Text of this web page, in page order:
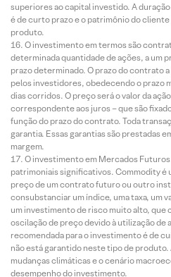
superiores ao capital investido. A
é de curto prazo e o patrimônio do
produto.
O investimento em termos são
determinada quantidade de ações, a um
prazo determinado. O prazo do contrato
pelos investidores, obedecendo o prazo
dias corridos. O preço será o valor da
correspondente aos juros – que são
função do prazo do contrato. Toda
garantia. Essas garantias são prestadas
margem.
O investimento em Mercados
patrimoniais significativos. Commodity é
preço de um contrato futuro ou outro
consubstanciar um índice, uma taxa, um
um investimento de risco muito alto, que
oscilação de preço devido à utilização de
recomendada para o investimento é de
não está garantido neste tipo de
mudanças climáticas e o cenário
desempenho do investimento.